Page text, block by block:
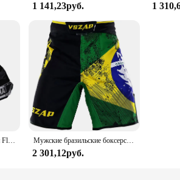
1 141,23руб. 1
Мужские боксерские брюки Fluory, шорты для ММА, кикбоксинга, борьбы, борьбы, группинга, муай тай Мужские бразильские боксерские шорты VSZAP с принтом, шорты для боевых искусств, шорты из полиэстера, для тайского бокса
2 301,12руб.